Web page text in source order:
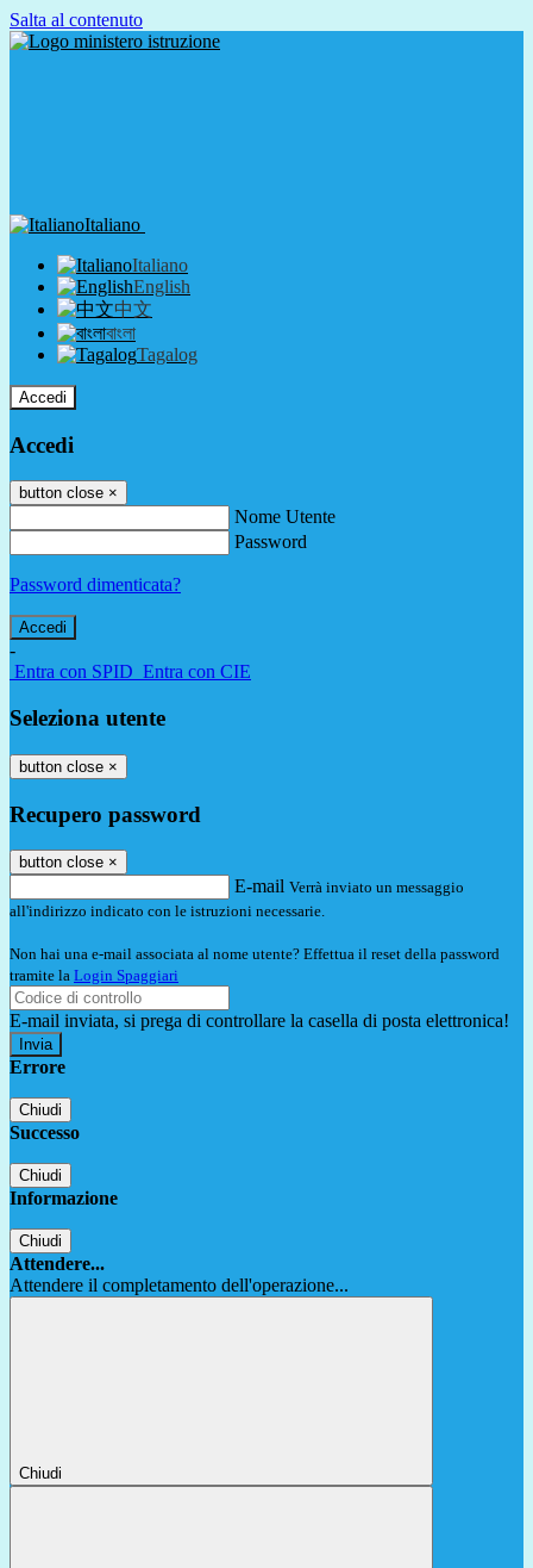
Salta al contenuto
Italiano
Italiano
English
中文
বাংলা
Tagalog
Accedi
Accedi
button close ×
Nome Utente
Password
Password dimenticata?
-
Entra con SPID Entra con CIE
Seleziona utente
button close ×
Recupero password
button close ×
E-mail Verrà inviato un messaggio
all'indirizzo indicato con le istruzioni necessarie.
Non hai una e-mail associata al nome utente? Effettua il reset della password
tramite la Login Spaggiari
E-mail inviata, si prega di controllare la casella di posta elettronica!
Errore
Chiudi
Successo
Chiudi
Informazione
Chiudi
Attendere...
Attendere il completamento dell'operazione...
Chiudi